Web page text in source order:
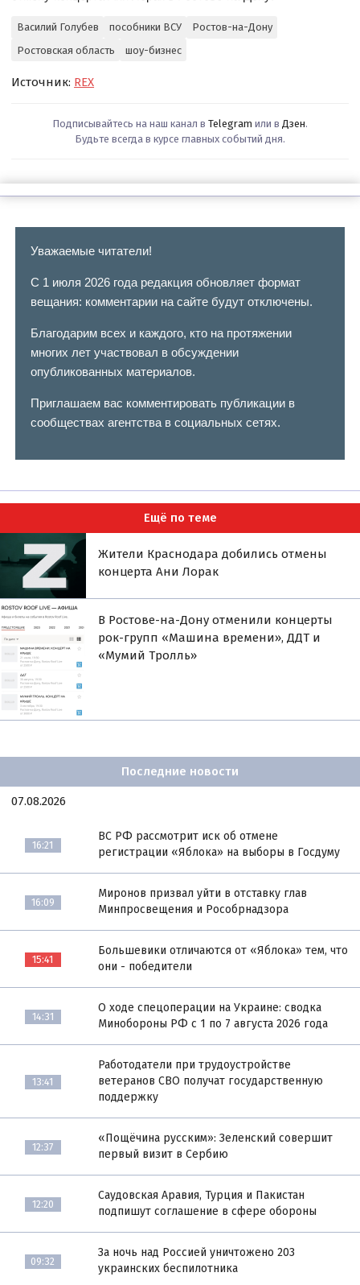
Василий Голубев пособники ВСУ
Ростов-на-Дону
Ростовская область
шоу-бизнес
Источник: REX
Подписывайтесь на наш канал в Telegram или в Дзен.
Будьте всегда в курсе главных событий дня.
Уважаемые читатели!
С 1 июля 2026 года редакция обновляет формат
вещания: комментарии на сайте будут отключены.
Благодарим всех и каждого, кто на протяжении
многих лет участвовал в обсуждении
опубликованных материалов.
Приглашаем вас комментировать публикации в
сообществах агентства в социальных сетях.
Ещё по теме
Жители Краснодара добились отмены
концерта Ани Лорак
В Ростове-на-Дону отменили концерты
рок-групп «Машина времени», ДДТ и
«Мумий Тролль»
Последние новости
07.08.2026
16:21
ВС РФ рассмотрит иск об отмене
регистрации «Яблока» на выборы в Госдуму
16:09
Миронов призвал уйти в отставку глав
Минпросвещения и Рособрнадзора
15:41
Большевики отличаются от «Яблока» тем, что
они - победители
14:31
О ходе спецоперации на Украине: сводка
Минобороны РФ с 1 по 7 августа 2026 года
13:41
Работодатели при трудоустройстве
ветеранов СВО получат государственную
поддержку
12:37
«Пощёчина русским»: Зеленский совершит
первый визит в Сербию
12:20
Саудовская Аравия, Турция и Пакистан
подпишут соглашение в сфере обороны
09:32
За ночь над Россией уничтожено 203
украинских беспилотника